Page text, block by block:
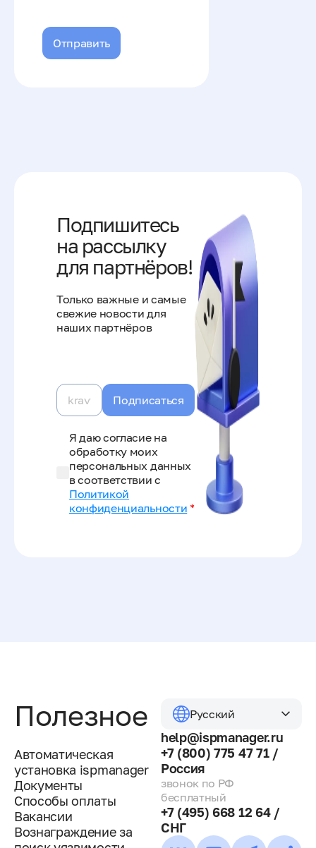
Отправить
Подпишитесь
на рассылку
для партнёров!
Только важные и самые
свежие новости для
наших партнёров
Подписаться
Я даю согласие на
обработку моих
персональных данных
в соответствии с
Политикой
конфиденциальности *
Полезное
Автоматическая
установка ispmanager
Документы
Способы оплаты
Вакансии
Вознаграждение за
Русский
help@ispmanager.ru
+7 (800) 775 47 71 /
Россия
звонок по РФ
бесплатный
+7 (495) 668 12 64 /
СНГ